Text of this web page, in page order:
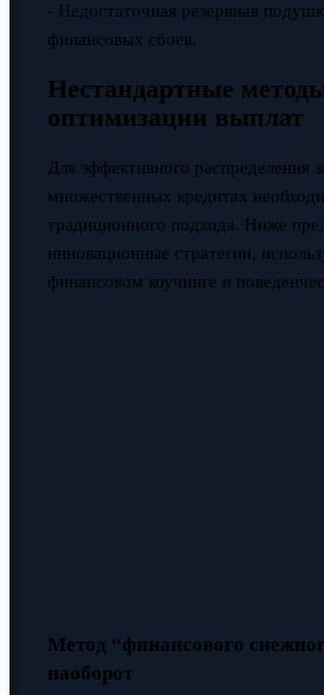
- Недостаточная резервная
финансовых сбоев.
Нестандартные
оптимизации выплат
Для эффективного распределения
множественных кредитах
традиционного подхода. Ниже
инновационные стратегии,
финансовом коучинге и
Метод “финансового
наоборот